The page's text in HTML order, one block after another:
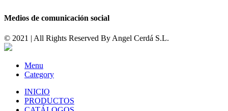
Medios de comunicación social
© 2021 | All Rights Reserved By Angel Cerdá S.L.
Menu
Category
INICIO
PRODUCTOS